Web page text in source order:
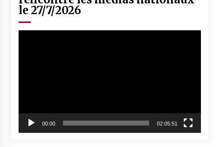
le 27/7/2026
00:00 02:05:51